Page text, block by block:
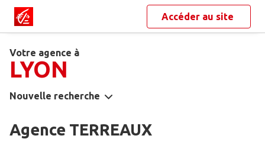
Accéder au site
Votre agence à
LYON
Nouvelle recherche
Agence TERREAUX